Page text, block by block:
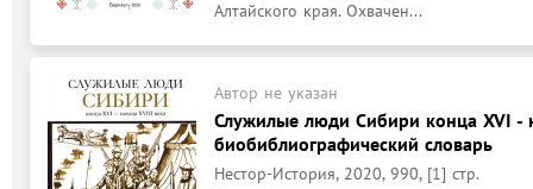
Алтайского края. Охвачен...
Автор не указан
Служилые люди Сибири конца XVI -
биобиблиографический словарь
Нестор-История, 2020, 990, [1] стр.